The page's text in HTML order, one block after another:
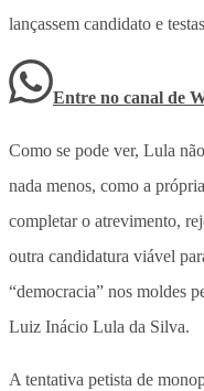
lançassem candidato e
Entre no canal de
Como se pode ver, Lula
nada menos, como a
completar o atrevimento,
outra candidatura viável
“democracia” nos moldes
Luiz Inácio Lula da Silva.
A tentativa petista de